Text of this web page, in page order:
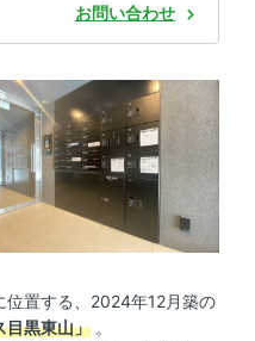
お問い合わせ
位置する、2024年12月築の
目黒東山」 。